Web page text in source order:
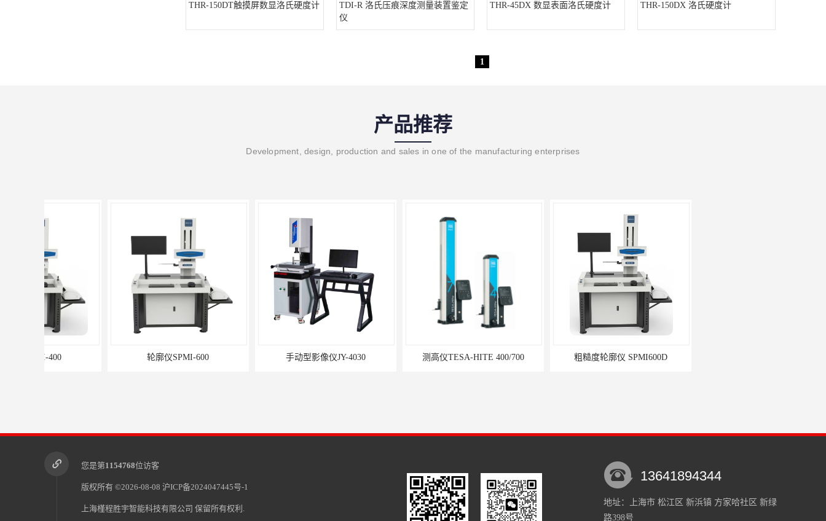
THR-150DT触摸屏数显洛氏硬度计
TDI-R 洛氏压痕深度测量装置鉴定
仪
THR-45DX 数显表面洛氏硬度计 THR-150DX 洛氏硬度计
1
产品推荐
Development, design, production and sales in one of the manufacturing enterprises
手动型影像仪JY-4030 测高仪TESA-HITE 400/700 粗糙度轮廓仪 SPMI600D 粗糙度轮廓仪 SPMI400D
您是第1154768位访客
版权所有 ©2026-08-08 沪ICP备2024047445号-1
上海槿程胜宇智能科技有限公司 保留所有权利.
13641894344
地址：上海市 松江区 新浜镇 方家哈社区 新绿
路398号